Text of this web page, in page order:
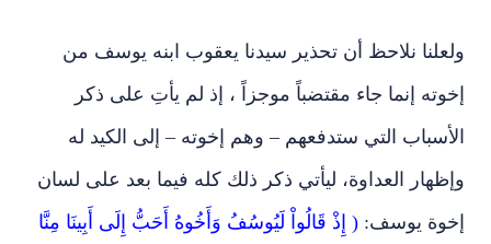
ولعلنا نلاحظ أن تحذير سيدنا يعقوب ابنه يوسف من
إخوته إنما جاء مقتضباً موجزاً ، إذ لم يأتِ على ذكر
الأسباب التي ستدفعهم – وهم إخوته – إلى الكيد له
وإظهار العداوة، ليأتي ذكر ذلك كله فيما بعد على لسان
إخوة يوسف: ( إِذْ قَالُواْ لَيُوسُفُ وَأَخُوهُ أَحَبُّ إِلَى أَبِينَا مِنَّا